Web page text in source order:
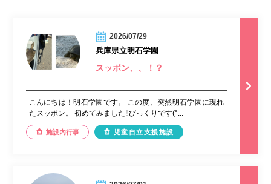
2026/07/29
兵庫県立明石学園
スッポン、、！？
こんにちは！明石学園です。 この度、突然明石学園に現れ
たスッポン。 初めてみました‼︎びっくりです(°...
施設内行事 児童自立支援施設